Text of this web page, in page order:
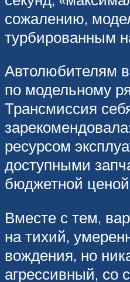
сожалению,
турбированным
Автолюбителям
по модельному
Трансмиссия
ресурсом
доступными
бюджетной
Вместе с тем,
на тихий,
вождения, но
агрессивный, со